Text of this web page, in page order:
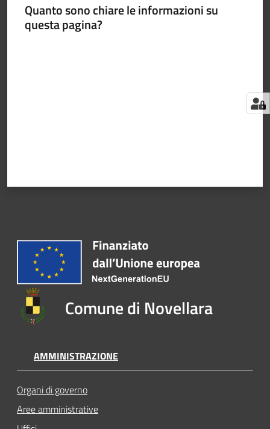
Quanto sono chiare le informazioni su
questa pagina?
Comune di Novellara
AMMINISTRAZIONE
Organi di governo
Aree amministrative